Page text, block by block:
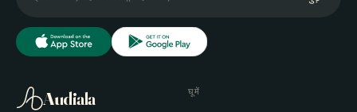
Audiala घूमें